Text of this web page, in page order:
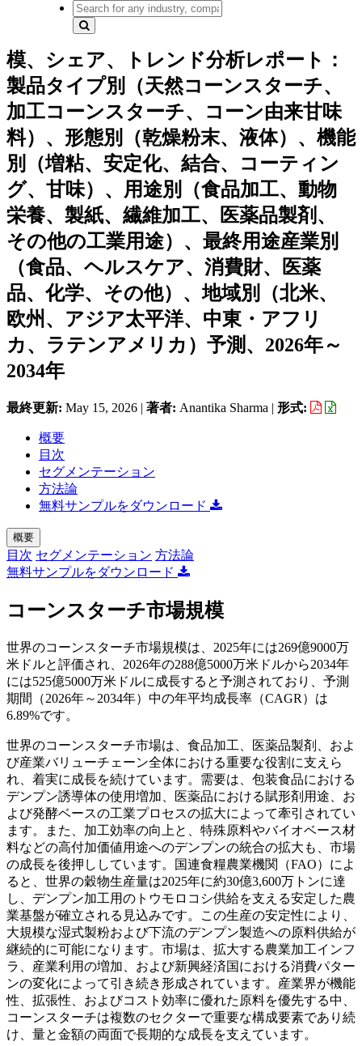
模、シェア、トレンド分析レポート：
製品タイプ別（天然コーンスターチ、
加工コーンスターチ、コーン由来甘味
料）、形態別（乾燥粉末、液体）、機能
別（増粘、安定化、結合、コーティン
グ、甘味）、用途別（食品加工、動物
栄養、製紙、繊維加工、医薬品製剤、
その他の工業用途）、最終用途産業別
（食品、ヘルスケア、消費財、医薬
品、化学、その他）、地域別（北米、
欧州、アジア太平洋、中東・アフリ
カ、ラテンアメリカ）予測、2026年～
2034年
最終更新: May 15, 2026 | 著者: Anantika Sharma | 形式:
概要
目次
セグメンテーション
方法論
無料サンプルをダウンロード
概要
目次 セグメンテーション 方法論
無料サンプルをダウンロード
コーンスターチ市場規模
世界のコーンスターチ市場規模は、2025年には269億9000万
米ドルと評価され、2026年の288億5000万米ドルから2034年
には525億5000万米ドルに成長すると予測されており、予測
期間（2026年～2034年）中の年平均成長率（CAGR）は
6.89%です。
世界のコーンスターチ市場は、食品加工、医薬品製剤、およ
び産業バリューチェーン全体における重要な役割に支えら
れ、着実に成長を続けています。需要は、包装食品における
デンプン誘導体の使用増加、医薬品における賦形剤用途、お
よび発酵ベースの工業プロセスの拡大によって牽引されてい
ます。また、加工効率の向上と、特殊原料やバイオベース材
料などの高付加価値用途へのデンプンの統合の拡大も、市場
の成長を後押ししています。国連食糧農業機関（FAO）によ
ると、世界の穀物生産量は2025年に約30億3,600万トンに達
し、デンプン加工用のトウモロコシ供給を支える安定した農
業基盤が確立される見込みです。この生産の安定性により、
大規模な湿式製粉および下流のデンプン製造への原料供給が
継続的に可能になります。市場は、拡大する農業加工インフ
ラ、産業利用の増加、および新興経済国における消費パター
ンの変化によって引き続き形成されています。産業界が機能
性、拡張性、およびコスト効率に優れた原料を優先する中、
コーンスターチは複数のセクターで重要な構成要素であり続
け、量と金額の両面で長期的な成長を支えています。